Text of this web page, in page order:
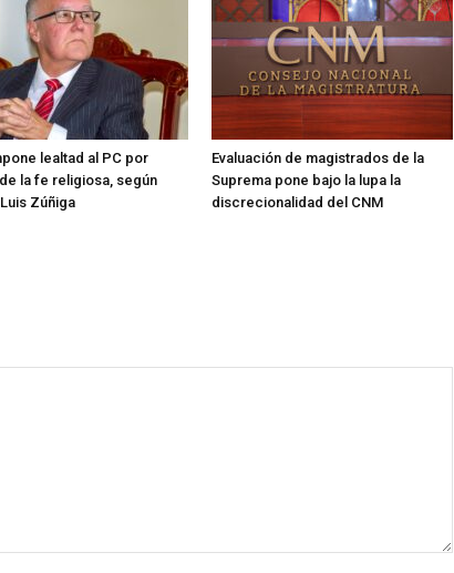
lealtad al PC por
la fe religiosa, según
Zúñiga
Evaluación de magistrados de la
Suprema pone bajo la lupa la
discrecionalidad del CNM